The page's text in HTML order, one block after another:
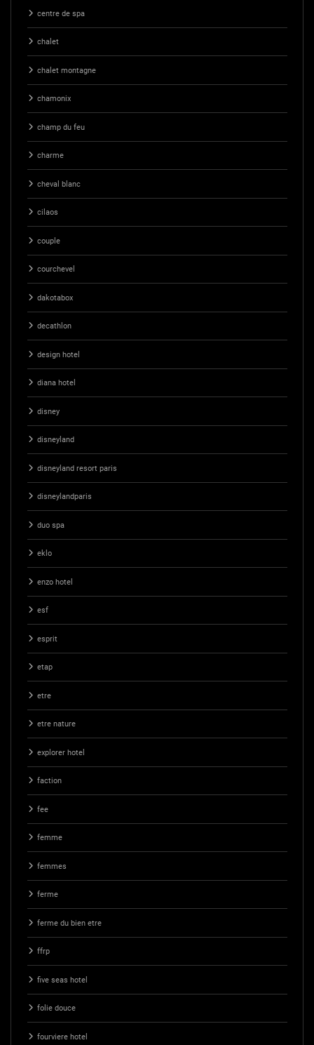
centre de spa
chalet
chalet montagne
chamonix
champ du feu
charme
cheval blanc
cilaos
couple
courchevel
dakotabox
decathlon
design hotel
diana hotel
disney
disneyland
disneyland resort paris
disneylandparis
duo spa
eklo
enzo hotel
esf
esprit
etap
etre
etre nature
explorer hotel
faction
fee
femme
femmes
ferme
ferme du bien etre
ffrp
five seas hotel
folie douce
fourviere hotel